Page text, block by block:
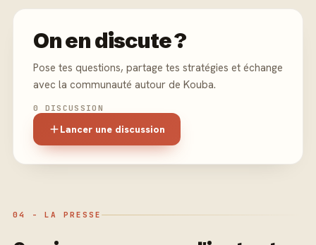
On en discute ?
Pose tes questions, partage tes stratégies et échange
avec la communauté autour de Kouba.
0 DISCUSSION
Lancer une discussion
04 - LA PRESSE